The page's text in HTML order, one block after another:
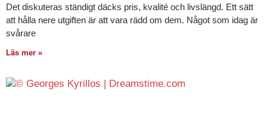
Det diskuteras ständigt däcks pris, kvalité och livslängd. Ett sätt
att hålla nere utgiften är att vara rädd om dem. Något som idag är
svårare
Läs mer »